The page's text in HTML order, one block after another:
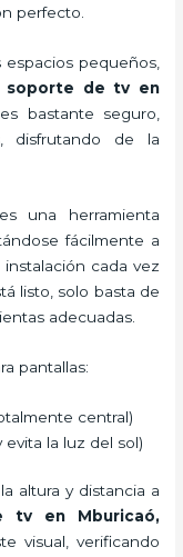
perfecto.
pequeños,
soporte de tv en
bastante seguro,
disfrutando de la
es una herramienta
fácilmente a
cada vez
listo, solo basta de
adecuadas.
pantallas:
central)
la luz del sol)
altura y distancia a
tv en Mburicaó,
visual, verificando